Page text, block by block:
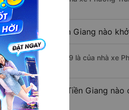
Thành - Tiền Giang nào
là vào lúc 23:59 là của nhà xe
Châu Thành - Tiền Giang